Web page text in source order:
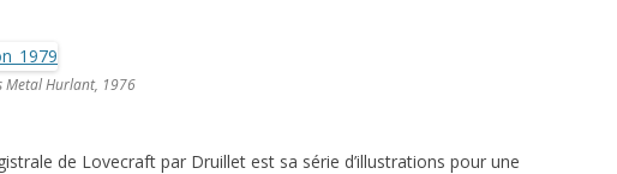
Metal Hurlant, 1976
de Lovecraft par Druillet est sa série d’illustrations pour une